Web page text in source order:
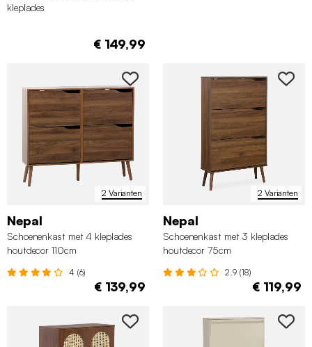
kleplades
€ 149,99
2 Varianten
Nepal
Schoenenkast met 4 kleplades
houtdecor 110cm
4 (6)
€ 139,99
2 Varianten
Nepal
Schoenenkast met 3 kleplades
houtdecor 75cm
2.9 (18)
€ 119,99